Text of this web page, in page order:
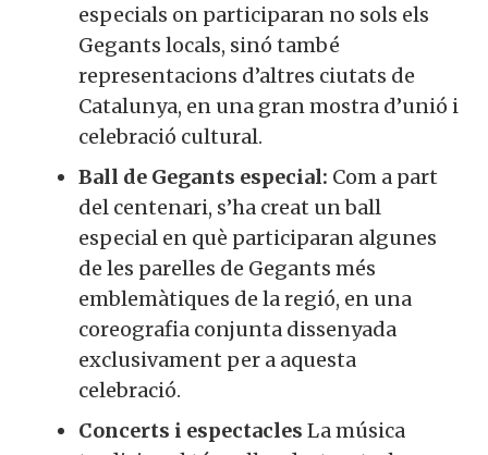
especials on participaran no sols els
Gegants locals, sinó també
representacions d’altres ciutats de
Catalunya, en una gran mostra d’unió i
celebració cultural.
Ball de Gegants especial: Com a part
del centenari, s’ha creat un ball
especial en què participaran algunes
de les parelles de Gegants més
emblemàtiques de la regió, en una
coreografia conjunta dissenyada
exclusivament per a aquesta
celebració.
Concerts i espectacles La música